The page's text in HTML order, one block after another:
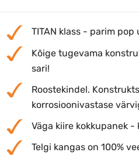
TITAN klass - parim pop
Kõige tugevama
sari!
Roostekindel.
korrosioonivastase
Väga kiire kokkupanek -
Telgi kangas on 100%